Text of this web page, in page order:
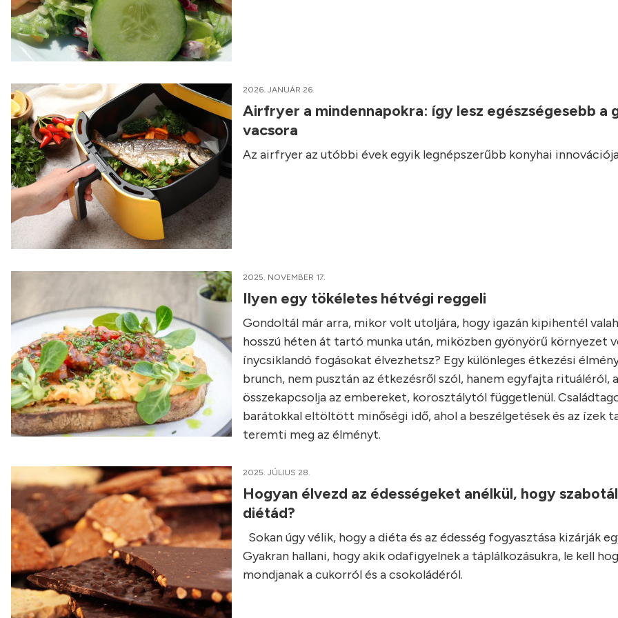
2026. JANUÁR 26.
Airfryer a mindennapokra: így lesz egészségesebb a
vacsora
Az airfryer az utóbbi évek egyik legnépszerűbb konyhai
2025. NOVEMBER 17.
Ilyen egy tökéletes hétvégi reggeli
Gondoltál már arra, mikor volt utoljára, hogy igazán kipihentél
hosszú héten át tartó munka után, miközben gyönyörű környezet
ínycsiklandó fogásokat élvezhetsz? Egy különleges étkezési
brunch, nem pusztán az étkezésről szól, hanem egyfajta rituáléról,
összekapcsolja az embereket, korosztálytól függetlenül.
barátokkal eltöltött minőségi idő, ahol a beszélgetések és az ízek
teremti meg az élményt.
2025. JÚLIUS 28.
Hogyan élvezd az édességeket anélkül, hogy
diétád?
Sokan úgy vélik, hogy a diéta és az édesség fogyasztása kizárják
Gyakran hallani, hogy akik odafigyelnek a táplálkozásukra, le kell
mondjanak a cukorról és a csokoládéról.